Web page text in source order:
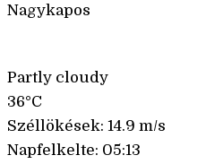
Nagykapos
Partly cloudy
36°C
Széllökések: 14.9 m/s
Napfelkelte: 05:13